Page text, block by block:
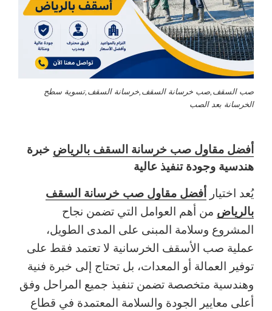
صب السقف,صب خرسانة السقف,خرسانة السقف,تسوية سطح
الخرسانة بعد الصب
أفضل مقاول صب خرسانة السقف بالرياض خبرة
هندسية وجودة تنفيذ عالية
يُعد اختيار أفضل مقاول صب خرسانة السقف
بالرياض من أهم العوامل التي تضمن نجاح
المشروع وسلامة المبنى على المدى الطويل،
عملية صب الأسقف الخرسانية لا تعتمد فقط على
توفير العمالة أو المعدات، بل تحتاج إلى خبرة فنية
وهندسية متخصصة تضمن تنفيذ جميع المراحل وفق
أعلى معايير الجودة والسلامة المعتمدة في قطاع